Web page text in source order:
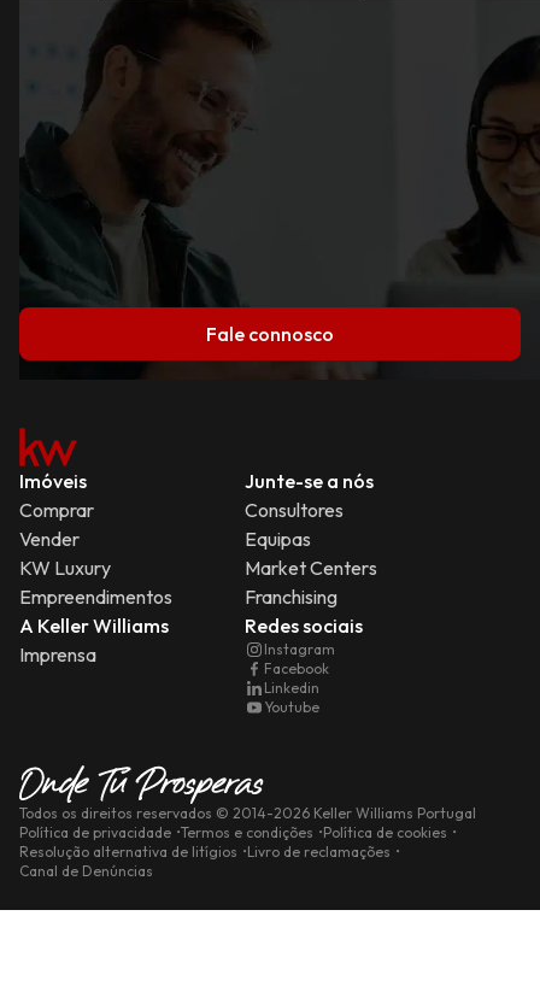
Fale connosco
Imóveis
Comprar
Vender
KW Luxury
Empreendimentos
Junte-se a nós
Consultores
Equipas
Market Centers
Franchising
A Keller Williams
Imprensa
Redes sociais
Instagram
Facebook
Linkedin
Youtube
Todos os direitos reservados © 2014-2026 Keller Williams Portugal
Política de privacidade Termos e condições
Política de cookies
Resolução alternativa de litígios
Livro de reclamações
Canal de Denúncias